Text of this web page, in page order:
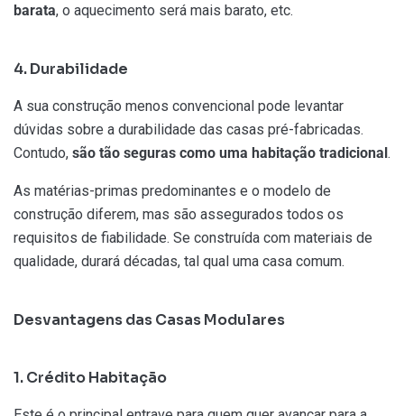
barata, o aquecimento será mais barato, etc.
4. Durabilidade
A sua construção menos convencional pode levantar
dúvidas sobre a durabilidade das casas pré-fabricadas.
Contudo, são tão seguras como uma habitação tradicional.
As matérias-primas predominantes e o modelo de
construção diferem, mas são assegurados todos os
requisitos de fiabilidade. Se construída com materiais de
qualidade, durará décadas, tal qual uma casa comum.
Desvantagens das Casas Modulares
1. Crédito Habitação